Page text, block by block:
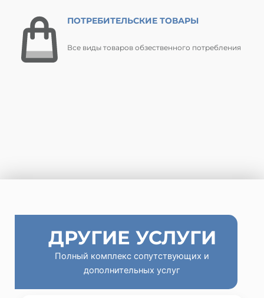
ПОТРЕБИТЕЛЬСКИЕ ТОВАРЫ
Все виды товаров обзественного потребления
ДРУГИЕ УСЛУГИ
Полный комплекс сопутствующих и
дополнительных услуг